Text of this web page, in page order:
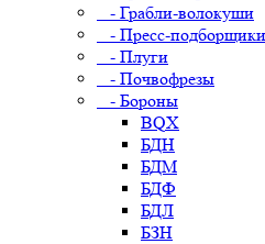
- Грабли-волокуши
- Пресс-подборщики
- Плуги
- Почвофрезы
- Бороны
BQX
БДН
БДМ
БДФ
БДЛ
БЗН